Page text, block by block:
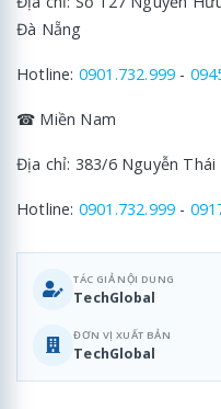
Đà Nẵng
Hotline: 0901.732.999 -
☎ Miền Nam
Địa chỉ: 383/6 Nguyễn Thái
Hotline: 0901.732.999 -
TÁC GIẢ NỘI DUNG
TechGlobal
ĐƠN VỊ XUẤT BẢN
TechGlobal